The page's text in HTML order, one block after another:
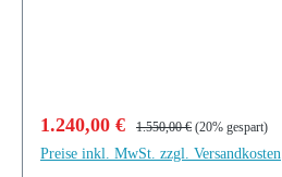
Verkaufspreis:
1.240,00 € Regulärer Preis:
1.550,00 € (20% gespart)
Preise inkl. MwSt. zzgl. Versandkosten